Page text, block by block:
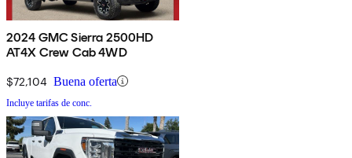
2024 GMC Sierra 2500HD
AT4X Crew Cab 4WD
$72,104 Buena oferta
Incluye tarifas de conc.